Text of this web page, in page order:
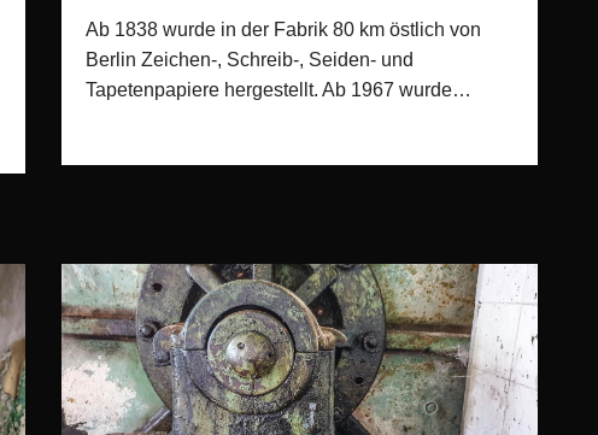
Ab 1838 wurde in der Fabrik 80 km östlich von
Berlin Zeichen-, Schreib-, Seiden- und
Tapetenpapiere hergestellt. Ab 1967 wurde…